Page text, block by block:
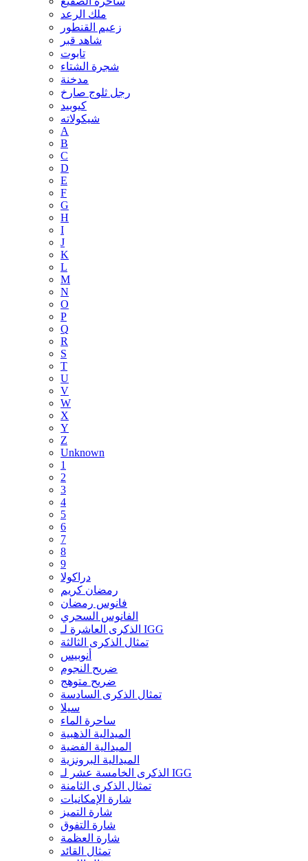
ملك الرعد
زعيم القنطور
شاهد قبر
تابوت
شجرة الشتاء
مدخنة
رجل ثلوج صارخ
كيوبيد
شيكولاته
A
B
C
D
E
F
G
H
I
J
K
L
M
N
O
P
Q
R
S
T
U
V
W
X
Y
Z
Unknown
1
2
3
4
5
6
7
8
9
دراكولا
رمضان كريم
فانوس رمضان
الفانوس السحري
الذكرى العاشرة لـ IGG
تمثال الذكرى الثالثة
أنوبيس
ضريح النجوم
ضريح متوهج
تمثال الذكرى السادسة
سيلا
ساحرة الماء
الميدالية الذهبية
الميدالية الفضية
الميدالية البرونزية
الذكرى الخامسة عشر لـ IGG
تمثال الذكرى الثامنة
شارة الإمكانيات
شارة التميز
شارة التفوق
شارة العظمة
تمثال القائد